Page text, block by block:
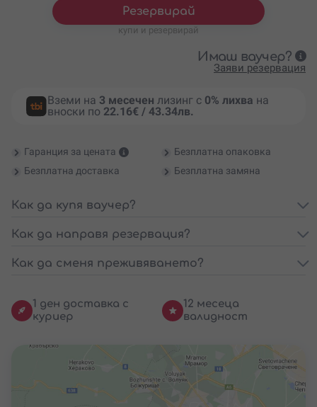
Резервирай
купи и резервирай
Имаш ваучер?
Заяви резервация
Вземи на 3 месечен лизинг с 0% лихва на
вноски по 22.16€ / 43.34лв.
Гаранция за цената
Безплатна опаковка
Безплатна доставка
Безплатна замяна
Как да купя ваучер?
Как да направя резервация?
Как да сменя преживяването?
1 ден доставка с
куриер
12 месеца
валидност